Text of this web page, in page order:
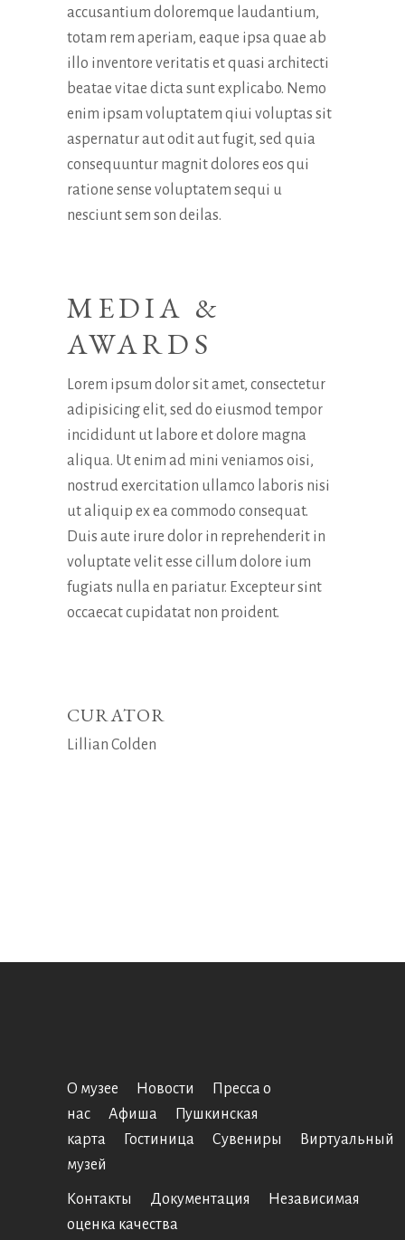
accusantium doloremque laudantium,
totam rem aperiam, eaque ipsa quae ab
illo inventore veritatis et quasi architecti
beatae vitae dicta sunt explicabo. Nemo
enim ipsam voluptatem qiui voluptas sit
aspernatur aut odit aut fugit, sed quia
consequuntur magnit dolores eos qui
ratione sense voluptatem sequi u
nesciunt sem son deilas.
MEDIA &
AWARDS
Lorem ipsum dolor sit amet, consectetur
adipisicing elit, sed do eiusmod tempor
incididunt ut labore et dolore magna
aliqua. Ut enim ad mini veniamos oisi,
nostrud exercitation ullamco laboris nisi
ut aliquip ex ea commodo consequat.
Duis aute irure dolor in reprehenderit in
voluptate velit esse cillum dolore ium
fugiats nulla en pariatur. Excepteur sint
occaecat cupidatat non proident.
CURATOR
Lillian Colden
О музее Новости
Пресса о
нас
Афиша
Пушкинская
карта
Гостиница Сувениры
Виртуальный
музей
Контакты Документация
Независимая
оценка качества